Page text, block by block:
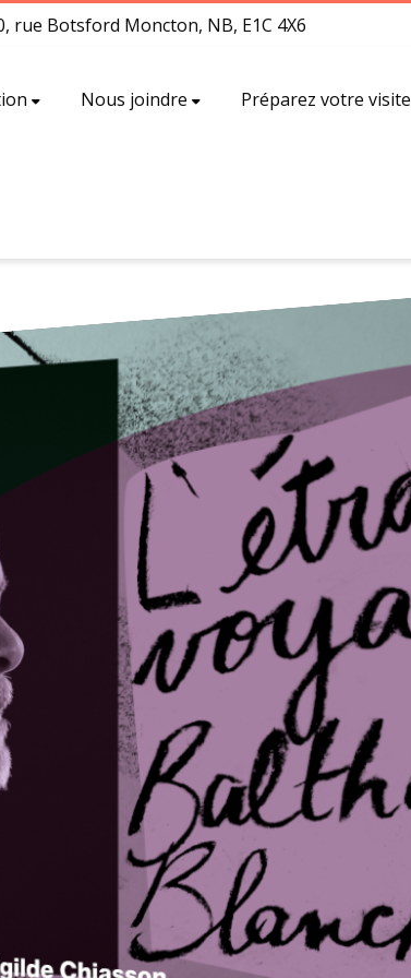
rue Botsford Moncton, NB, E1C 4X6
Nous joindre Préparez votre visite